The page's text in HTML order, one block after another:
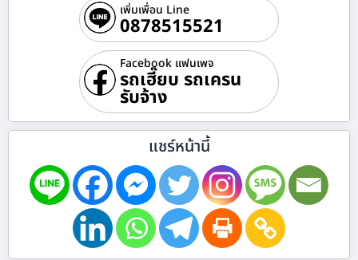
เพิ่มเพื่อน Line
0878515521
Facebook แฟนเพจ
รถเฮี๊ยบ รถเครน
รับจ้าง
แชร์หน้านี้